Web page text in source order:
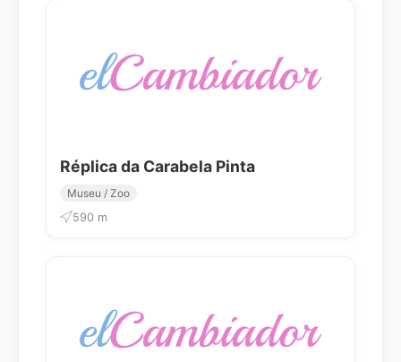
Réplica da Carabela Pinta
Museu / Zoo
590 m